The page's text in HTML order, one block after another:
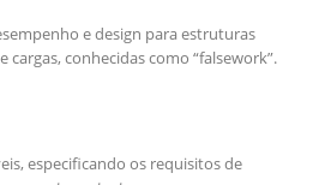
e design para estruturas
conhecidas como “falsework”.
especificando os requisitos de